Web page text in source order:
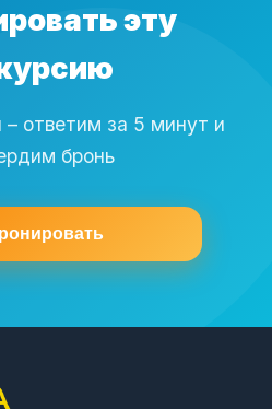
эту
ответим за 5 минут и
бронь